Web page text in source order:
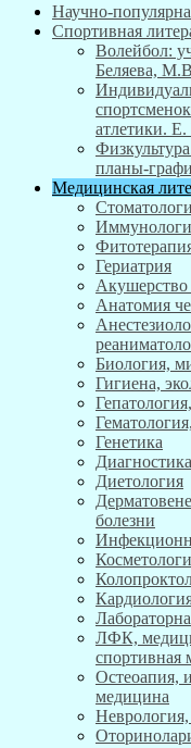
Научно-
Спортивная
Волейбол:
Беляева,
атлетики.
планы-
Медицинская
Гериатрия
Акушерство
Анатомия
Биология,
Гигиена,
Генетика
Диетология
болезни
ЛФК,
спортивная
Остеоапия,
медицина